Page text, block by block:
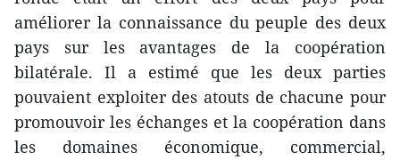
améliorer la connaissance du peuple des deux
pays sur les avantages de la coopération
bilatérale. Il a estimé que les deux parties
pouvaient exploiter des atouts de chacune pour
promouvoir les échanges et la coopération dans
les domaines économique, commercial,